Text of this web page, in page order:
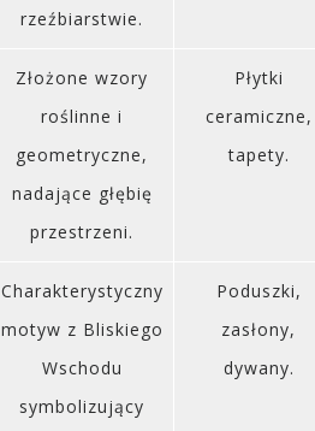
rzeźbiarstwie.
Złożone wzory
roślinne i
geometryczne,
nadające głębię
przestrzeni.
Płytki
ceramiczne,
tapety.
Charakterystyczny
motyw z Bliskiego
Wschodu
symbolizujący
Poduszki,
zasłony,
dywany.